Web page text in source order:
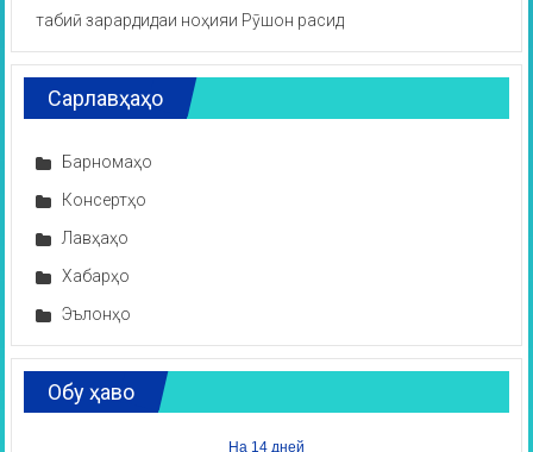
табиӣ зарардидаи ноҳияи Рӯшон расид
Сарлавҳаҳо
Барномаҳо
Консертҳо
Лавҳаҳо
Хабарҳо
Эълонҳо
Обу ҳаво
На 14 дней